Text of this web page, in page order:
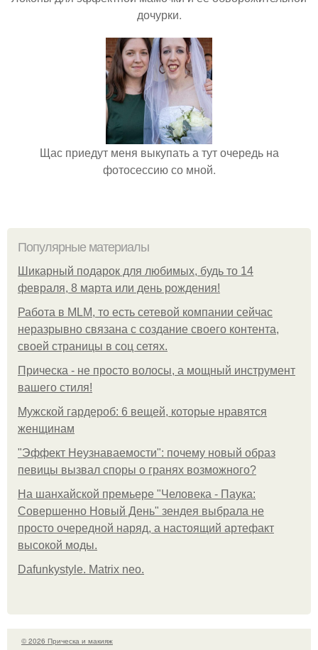
дочурки.
Щас приедут меня выкупать а тут очередь на
фотосессию со мной.
Популярные материалы
Шикарный подарок для любимых, будь то 14
февраля, 8 марта или день рождения!
Работа в MLM, то есть сетевой компании сейчас
неразрывно связана с создание своего контента,
своей страницы в соц сетях.
Прическа - не просто волосы, а мощный инструмент
вашего стиля!
Мужской гардероб: 6 вещей, которые нравятся
женщинам
"Эффект Неузнаваемости": почему новый образ
певицы вызвал споры о гранях возможного?
На шанхайской премьере "Человека - Паука:
Совершенно Новый День" зендея выбрала не
просто очередной наряд, а настоящий артефакт
высокой моды.
Dafunkystyle. Matrix neo.
© 2026 Прическа и макияж